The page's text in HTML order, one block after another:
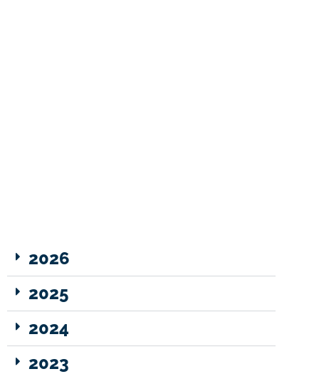
2026
2025
2024
2023